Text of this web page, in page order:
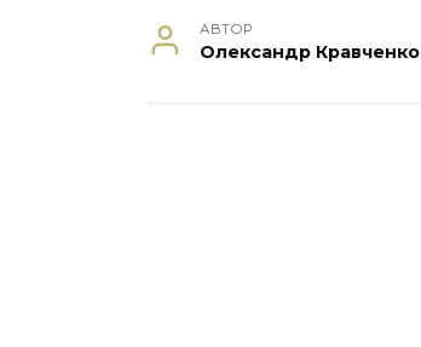
АВТОР
Олександр Кравченко